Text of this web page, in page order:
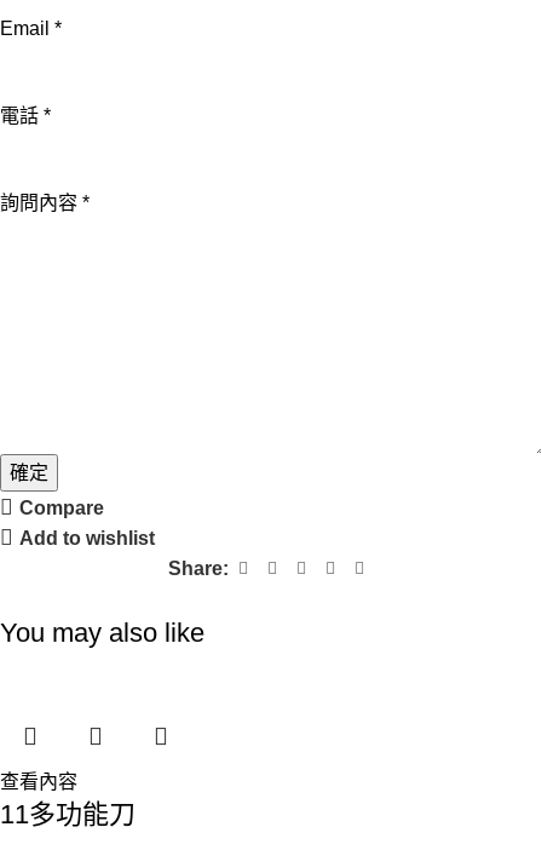
電
問
Email
Email *
電話 *
詢問內容 *
確定
Compare
Add to wishlist
Share:
You may also like
查看內容
11多功能刀